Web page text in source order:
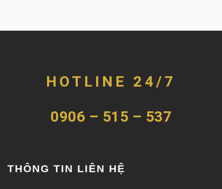
HOTLINE 24/7
0906 – 515 – 537
THÔNG TIN LIÊN HỆ